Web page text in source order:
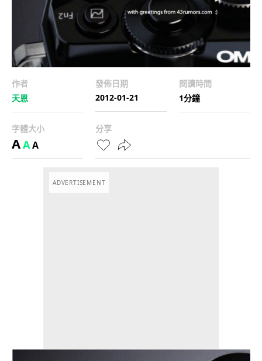
作者
天恩
發佈日期
2012-01-21
閱讀時間
1分鐘
字體大小
AAA
分享
ADVERTISEMENT